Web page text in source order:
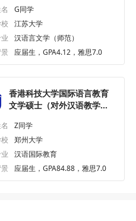
G同学
江苏大学
汉语言文学（师范）
应届生，GPA4.12，雅思7.0
香港科技大学国际语言教育
文学硕士（对外汉语教学）
Z同学
郑州大学
汉语国际教育
应届生，GPA84.88，雅思7.0